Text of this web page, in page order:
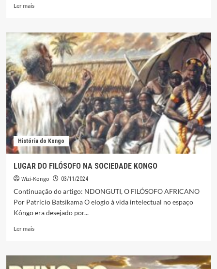
LUTA
GÊNERO
NA
ÁFRICA
CENTRAL
Ler maisLeia
VIDA
DO
ANTIGO
REI
DO
KONGO
RETRATADA
POR
ISAÍAS
NGOMA
História do Kongo
LUGAR DO FILÓSOFO NA SOCIEDADE KONGO
Wizi-Kongo 03/11/2024
Continuação do artigo: NDONGUTI, O FILÓSOFO AFRICANO
Por Patrício Batsikama O elogio à vida intelectual no espaço
Kôngo era desejado por...
Ler maisLeia
LUGAR
DO